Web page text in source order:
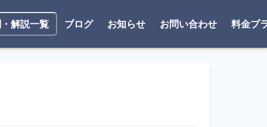
解説一覧 ブログ お知らせ お問い合わせ 料金プ